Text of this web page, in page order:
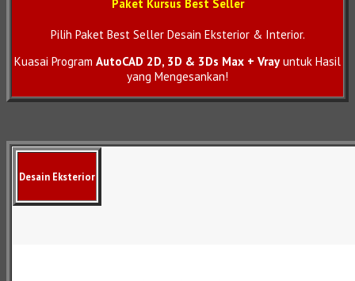
Paket Kursus Best Seller
Pilih Paket Best Seller Desain Eksterior & Interior.
Kuasai Program AutoCAD 2D, 3D & 3Ds Max + Vrayuntuk Hasil
yang Mengesankan!
Desain Eksterior